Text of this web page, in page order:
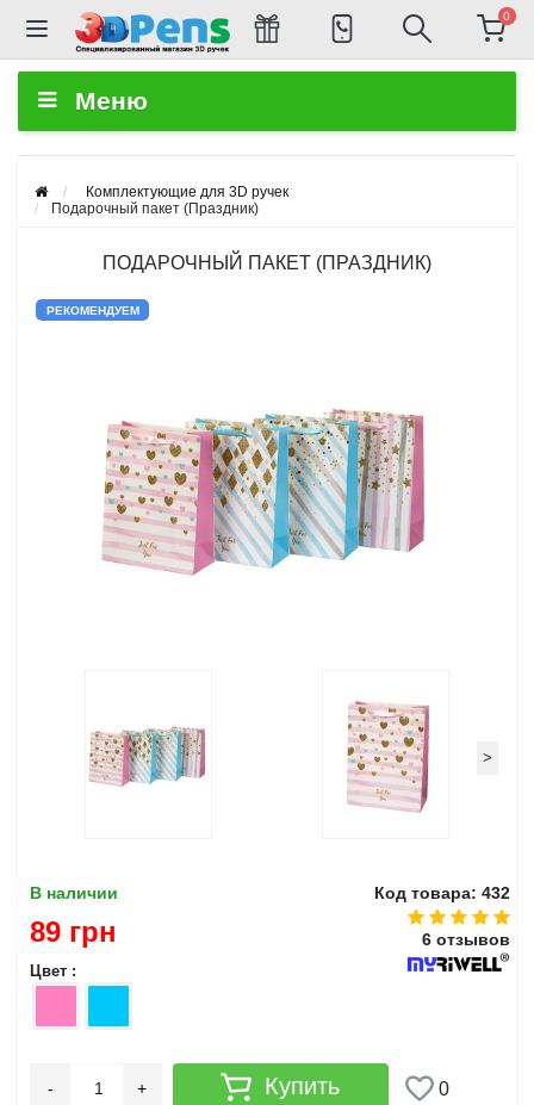
0
Меню
Комплектующие для 3D ручек
Подарочный пакет (Праздник)
ПОДАРОЧНЫЙ ПАКЕТ (ПРАЗДНИК)
РЕКОМЕНДУЕМ
>
В наличии Код товара: 432
6 отзывов
89 грн
Цвет :
+
- Купить 0